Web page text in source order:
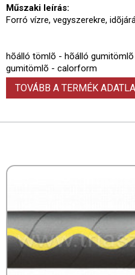
Műszaki leírás:
Forró vízre, vegyszerekre,
hõálló tömlõ - hõálló
gumitömlõ - calorform
TOVÁBB A TERMÉK